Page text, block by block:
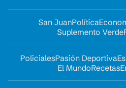
San JuanPolítica
Suplemento Verde
PolicialesPasión Deportiva
El MundoRecetas